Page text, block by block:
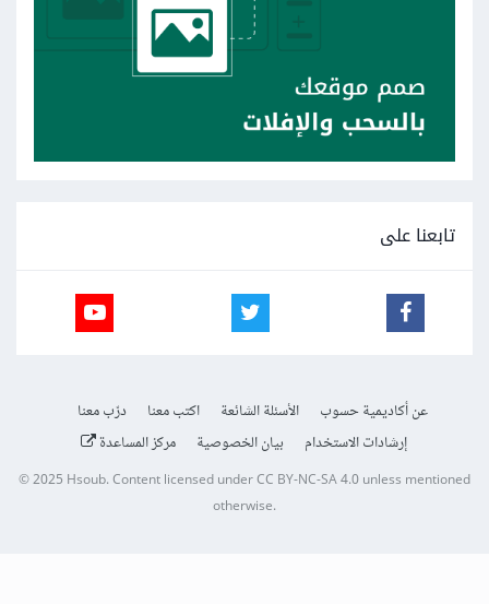
تابعنا على
عن أكاديمية حسوب الأسئلة الشائعة اكتب معنا
درّب معنا
إرشادات الاستخدام
بيان الخصوصية مركز المساعدة
© 2025 Hsoub.Content licensed underCC BY-NC-SA 4.0unless mentioned
otherwise.